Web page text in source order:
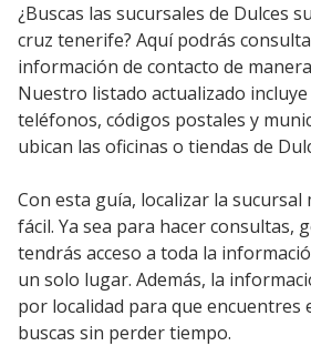
¿Buscas las sucursales de Dulces
cruz tenerife? Aquí podrás
información de contacto de
Nuestro listado actualizado incluye
teléfonos, códigos postales y
ubican las oficinas o tiendas de
Con esta guía, localizar la sucursal
fácil. Ya sea para hacer consultas,
tendrás acceso a toda la
un solo lugar. Además, la
por localidad para que encuentres
buscas sin perder tiempo.